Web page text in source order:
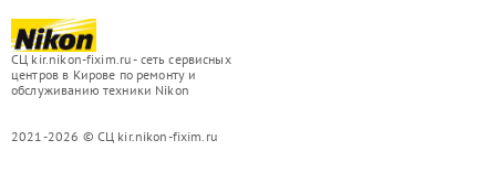
СЦ kir.nikon-fixim.ru - сеть сервисных
центров в Кирове по ремонту и
обслуживанию техники Nikon
2021-2026 © СЦ kir.nikon-fixim.ru